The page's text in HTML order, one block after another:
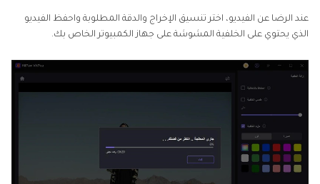
عند الرضا عن الفيديو، اختر تنسيق الإخراج والدقة المطلوبة واحفظ الفيديو
الذي يحتوي على الخلفية المشوشة على جهاز الكمبيوتر الخاص بك.